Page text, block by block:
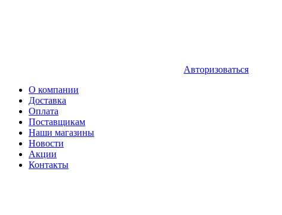
Авторизоваться
О компании
Доставка
Оплата
Поставщикам
Наши магазины
Новости
Акции
Контакты